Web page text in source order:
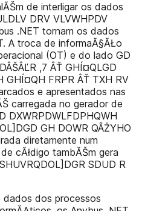
de interligar os dados
DRV VLVWHPDV
.NET tornam os dados
A troca de informaĂ§ĂŁo
(OT) e do lado GD
,7 ÂŤ GHÍ¤QLGD
GHÍ¤QH FRPR ÂŤ TXH RV
e apresentados nas
carregada no gerador de
DXWRPDWLFDPHQWH
GH DOWR QÂŻYHO
diretamente num
cĂłdigo tambĂŠm gera
SDUD R
dados dos processos